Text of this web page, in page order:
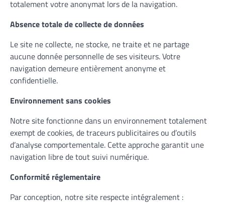
totalement votre anonymat lors de la navigation.
Absence totale de collecte de données
Le site ne collecte, ne stocke, ne traite et ne partage
aucune donnée personnelle de ses visiteurs. Votre
navigation demeure entièrement anonyme et
confidentielle.
Environnement sans cookies
Notre site fonctionne dans un environnement totalement
exempt de cookies, de traceurs publicitaires ou d’outils
d’analyse comportementale. Cette approche garantit une
navigation libre de tout suivi numérique.
Conformité réglementaire
Par conception, notre site respecte intégralement :